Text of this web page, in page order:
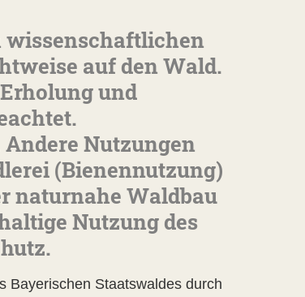
wissenschaftlichen
auf den Wald.
und
Nutzungen
(Bienennutzung)
naturnahe Waldbau
Nutzung des
Bayerischen Staatswaldes durch